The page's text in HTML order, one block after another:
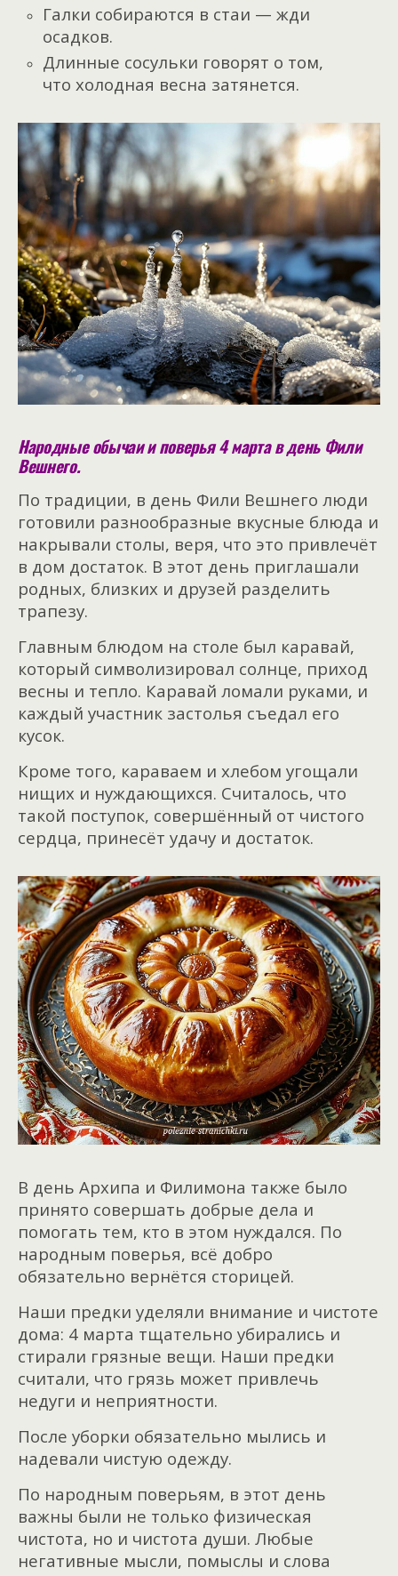
Галки собираются в стаи — жди
осадков.
Длинные сосульки говорят о том,
что холодная весна затянется.
Народные обычаи и поверья 4 марта в день Фили
Вешнего.
По традиции, в день Фили Вешнего люди
готовили разнообразные вкусные блюда и
накрывали столы, веря, что это привлечёт
в дом достаток. В этот день приглашали
родных, близких и друзей разделить
трапезу.
Главным блюдом на столе был каравай,
который символизировал солнце, приход
весны и тепло. Каравай ломали руками, и
каждый участник застолья съедал его
кусок.
Кроме того, караваем и хлебом угощали
нищих и нуждающихся. Считалось, что
такой поступок, совершённый от чистого
сердца, принесёт удачу и достаток.
В день Архипа и Филимона также было
принято совершать добрые дела и
помогать тем, кто в этом нуждался. По
народным поверья, всё добро
обязательно вернётся сторицей.
Наши предки уделяли внимание и чистоте
дома: 4 марта тщательно убирались и
стирали грязные вещи. Наши предки
считали, что грязь может привлечь
недуги и неприятности.
После уборки обязательно мылись и
надевали чистую одежду.
По народным поверьям, в этот день
важны были не только физическая
чистота, но и чистота души. Любые
негативные мысли, помыслы и слова